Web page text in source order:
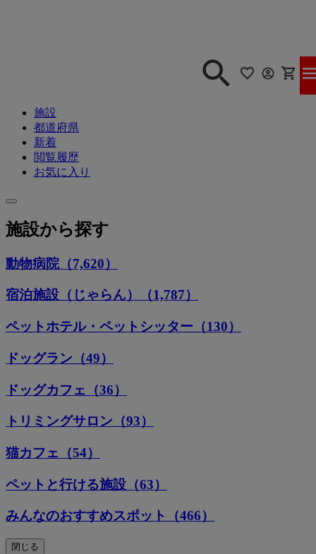
施設
都道府県
新着
閲覧履歴
お気に入り
施設から探す
動物病院（7,620）
宿泊施設（じゃらん）（1,787）
ペットホテル・ペットシッター（130）
ドッグラン（49）
ドッグカフェ（36）
トリミングサロン（93）
猫カフェ（54）
ペットと行ける施設（63）
みんなのおすすめスポット（466）
閉じる